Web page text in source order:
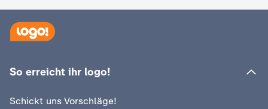
So erreicht ihr logo!
Schickt uns Vorschläge!